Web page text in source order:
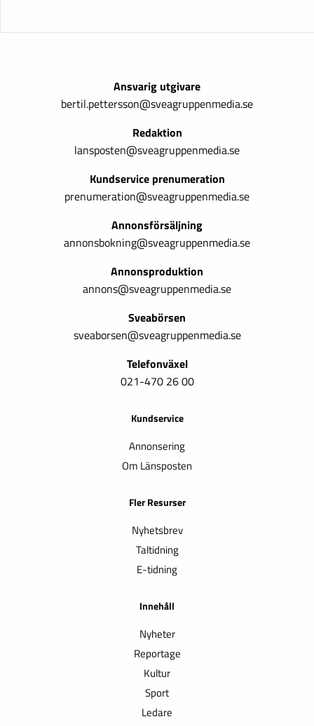
Ansvarig utgivare
bertil.pettersson@sveagruppenmedia.se
Redaktion
lansposten@sveagruppenmedia.se
Kundservice prenumeration
prenumeration@sveagruppenmedia.se
Annonsförsäljning
annonsbokning@sveagruppenmedia.se
Annonsproduktion
annons@sveagruppenmedia.se
Sveabörsen
sveaborsen@sveagruppenmedia.se
Telefonväxel
021-470 26 00
Kundservice
Annonsering
Om Länsposten
Fler Resurser
Nyhetsbrev
Taltidning
E-tidning
Innehåll
Nyheter
Reportage
Kultur
Sport
Ledare